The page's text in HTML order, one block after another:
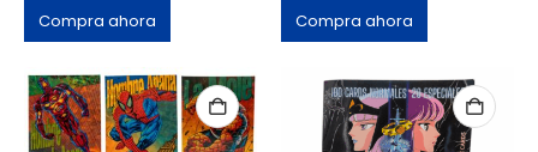
Compra ahora Compra ahora